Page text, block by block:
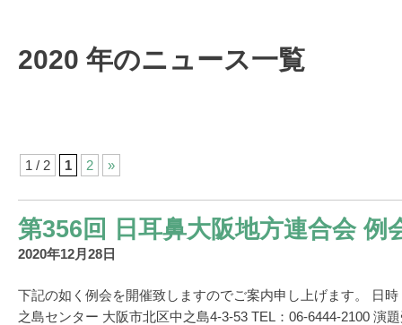
2020 年のニュース一覧
1 / 2 1 2 »
第356回 日耳鼻大阪地方連合会 例
2020年12月28日
下記の如く例会を開催致しますのでご案内申し上げます。 日
之島センター 大阪市北区中之島4-3-53 TEL：06-6444-2100 演